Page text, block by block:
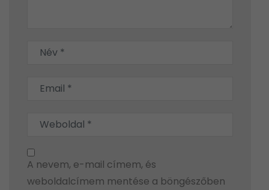
A nevem, e-mail címem, és
weboldalcímem mentése a böngészőben